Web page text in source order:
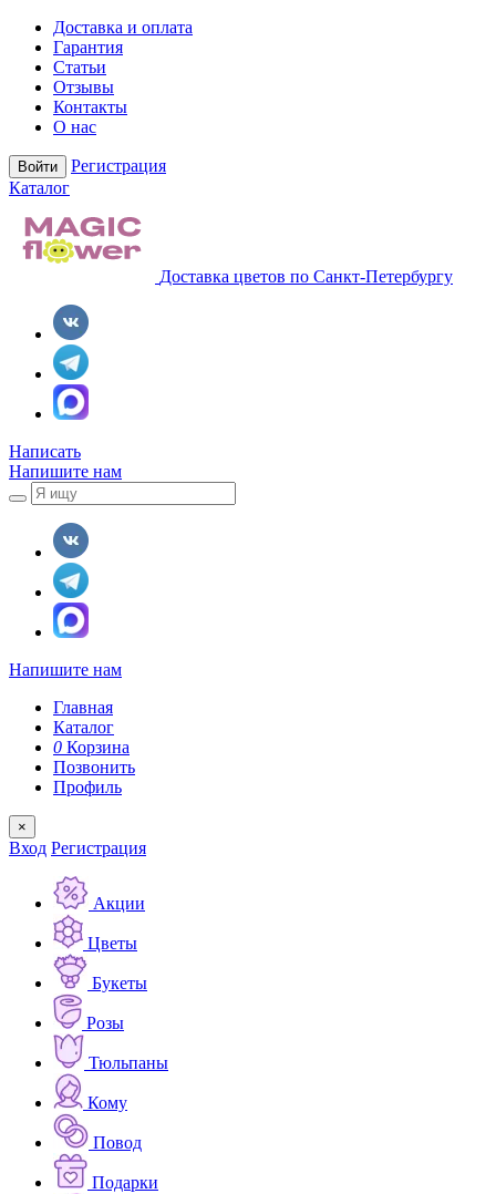
Доставка и оплата
Гарантия
Статьи
Отзывы
Контакты
О нас
Войти
Регистрация
Каталог
Доставка цветов по Санкт-Петербургу
Написать
Напишите нам
Напишите нам
Главная
Каталог
0 Корзина
Позвонить
Профиль
×
Вход Регистрация
Акции
Цветы
Букеты
Розы
Тюльпаны
Кому
Повод
Подарки